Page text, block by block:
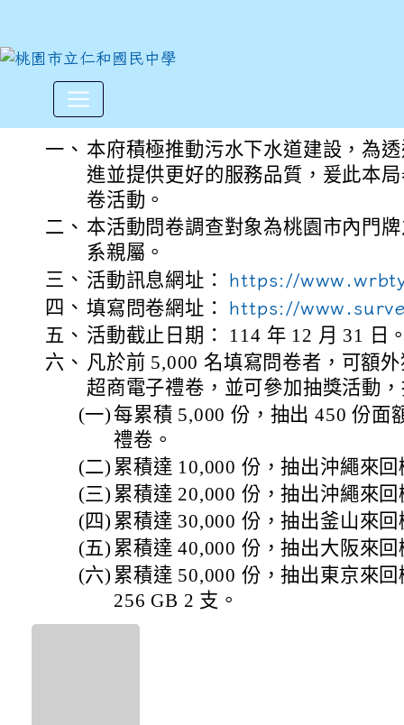
桃園市政府水務局舉辦「桃
一、 本府積極推動污水下水道建設，為
進並提供更好的服務品質，爰此本
卷活動。
二、 本活動問卷調查對象為桃園市內門
系親屬。
三、 活動訊息網址： https://
四、 填寫問卷網址： https://
五、 活動截止日期： 114 年 12 月 31 日
六、 凡於前 5,000 名填寫問卷者，可額
超商電子禮卷，並可參加抽獎活動
(一) 每累積 5,000 份，抽出 450 份面
禮卷。
(二) 累積達 10,000 份，抽出沖繩來
(三) 累積達 20,000 份，抽出沖繩來
(四) 累積達 30,000 份，抽出釜山來
(五) 累積達 40,000 份，抽出大阪來
(六) 累積達 50,000 份，抽出東京來
256 GB 2 支。